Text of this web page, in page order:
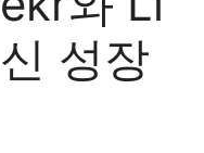
성장